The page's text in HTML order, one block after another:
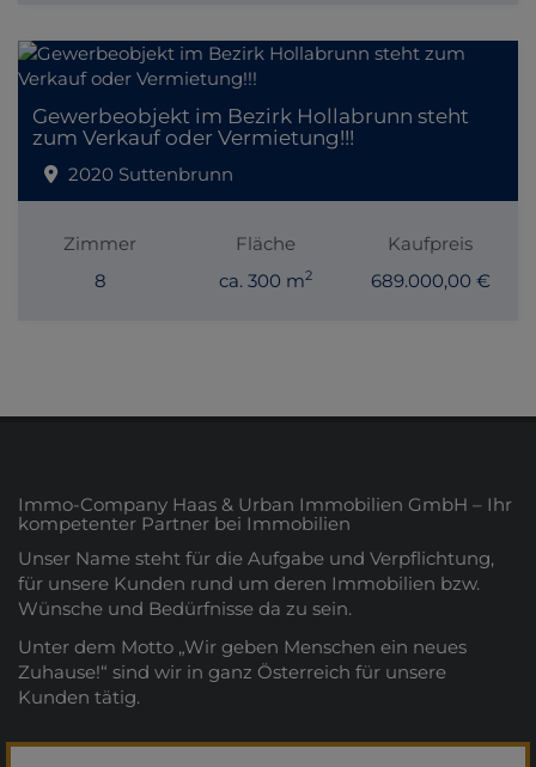
Gewerbeobjekt im Bezirk Hollabrunn steht
zum Verkauf oder Vermietung!!!
2020 Suttenbrunn
Zimmer
8
Fläche
ca. 300 m2
Kaufpreis
689.000,00 €
Immo-Company Haas & Urban Immobilien GmbH – Ihr
kompetenter Partner bei Immobilien
Unser Name steht für die Aufgabe und Verpflichtung,
für unsere Kunden rund um deren Immobilien bzw.
Wünsche und Bedürfnisse da zu sein.
Unter dem Motto „Wir geben Menschen ein neues
Zuhause!“ sind wir in ganz Österreich für unsere
Kunden tätig.